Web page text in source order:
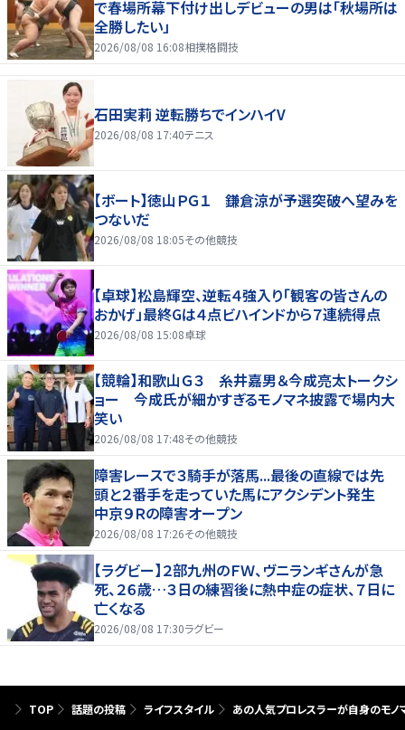
で春場所幕下付け出しデビューの男は「秋場所は
全勝したい」
2026/08/08 16:08相撲格闘技
石田実莉 逆転勝ちでインハイV
2026/08/08 17:40テニス
【ボート】徳山ＰＧ１ 鎌倉涼が予選突破へ望みを
つないだ
2026/08/08 18:05その他競技
【卓球】松島輝空、逆転４強入り「観客の皆さんの
おかげ」最終Gは４点ビハインドから７連続得点
2026/08/08 15:08卓球
【競輪】和歌山Ｇ３ 糸井嘉男＆今成亮太トークシ
ョー 今成氏が細かすぎるモノマネ披露で場内大
笑い
2026/08/08 17:48その他競技
障害レースで３騎手が落馬...最後の直線では先
頭と２番手を走っていた馬にアクシデント発生
中京９Ｒの障害オープン
2026/08/08 17:26その他競技
【ラグビー】２部九州のＦＷ、ヴニランギさんが急
死、２６歳…３日の練習後に熱中症の症状、７日に
亡くなる
2026/08/08 17:30ラグビー
TOP 話題の投稿 ライフスタイル あの人気プロレスラーが自身のモノ